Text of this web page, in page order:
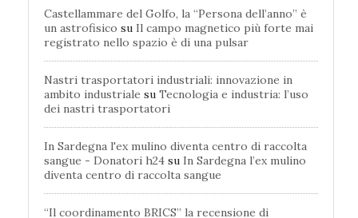
Castellammare del Golfo, la “Persona dell’anno” è
un astrofisico su Il campo magnetico più forte mai
registrato nello spazio è di una pulsar
Nastri trasportatori industriali: innovazione in
ambito industriale su Tecnologia e industria: l’uso
dei nastri trasportatori
In Sardegna l'ex mulino diventa centro di raccolta
sangue - Donatori h24 su In Sardegna l’ex mulino
diventa centro di raccolta sangue
“Il coordinamento BRICS” la recensione di